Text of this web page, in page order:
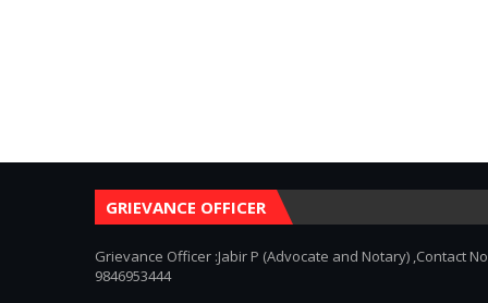
GRIEVANCE OFFICER
Grievance Officer :Jabir P (Advocate and Notary) ,Contact
9846953444